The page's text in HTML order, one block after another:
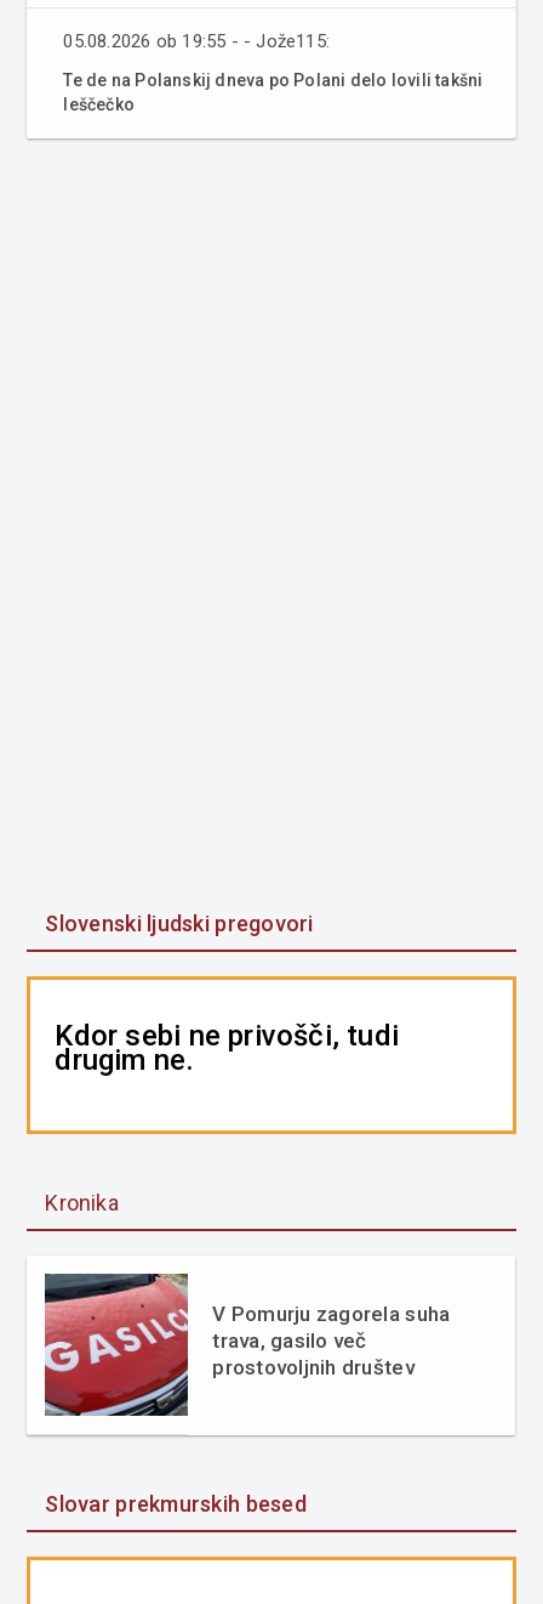
05.08.2026 ob 19:55 - - Jože115:
Te de na Polanskij dneva po Polani delo lovili takšni
leščečko
Slovenski ljudski pregovori
Kdor sebi ne privošči, tudi
drugim ne.
Kronika
V Pomurju zagorela suha
trava, gasilo več
prostovoljnih društev
Slovar prekmurskih besed